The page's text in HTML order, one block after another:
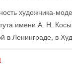
художника-
имени А. Н.
Ленинграде, в